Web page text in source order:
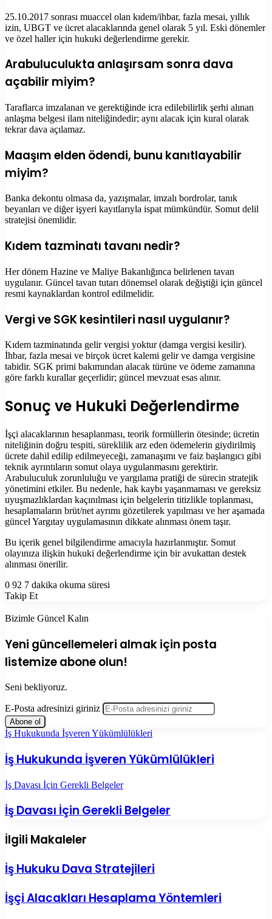
25.10.2017 sonrası muaccel olan kıdem/ihbar, fazla mesai, yıllık
izin, UBGT ve ücret alacaklarında genel olarak 5 yıl. Eski dönemler
ve özel haller için hukuki değerlendirme gerekir.
Arabuluculukta anlaşırsam sonra dava
açabilir miyim?
Taraflarca imzalanan ve gerektiğinde icra edilebilirlik şerhi alınan
anlaşma belgesi ilam niteliğindedir; aynı alacak için kural olarak
tekrar dava açılamaz.
Maaşım elden ödendi, bunu kanıtlayabilir
miyim?
Banka dekontu olmasa da, yazışmalar, imzalı bordrolar, tanık
beyanları ve diğer işyeri kayıtlarıyla ispat mümkündür. Somut delil
stratejisi önemlidir.
Kıdem tazminatı tavanı nedir?
Her dönem Hazine ve Maliye Bakanlığınca belirlenen tavan
uygulanır. Güncel tavan tutarı dönemsel olarak değiştiği için güncel
resmi kaynaklardan kontrol edilmelidir.
Vergi ve SGK kesintileri nasıl uygulanır?
Kıdem tazminatında gelir vergisi yoktur (damga vergisi kesilir).
İhbar, fazla mesai ve birçok ücret kalemi gelir ve damga vergisine
tabidir. SGK primi bakımından alacak türüne ve ödeme zamanına
göre farklı kurallar geçerlidir; güncel mevzuat esas alınır.
Sonuç ve Hukuki Değerlendirme
İşçi alacaklarının hesaplanması, teorik formüllerin ötesinde; ücretin
niteliğinin doğru tespiti, süreklilik arz eden ödemelerin giydirilmiş
ücrete dahil edilip edilmeyeceği, zamanaşımı ve faiz başlangıcı gibi
teknik ayrıntıların somut olaya uygulanmasını gerektirir.
Arabuluculuk zorunluluğu ve yargılama pratiği de sürecin stratejik
yönetimini etkiler. Bu nedenle, hak kaybı yaşanmaması ve gereksiz
uyuşmazlıklardan kaçınılması için belgelerin titizlikle toplanması,
hesaplamaların brüt/net ayrımı gözetilerek yapılması ve her aşamada
güncel Yargıtay uygulamasının dikkate alınması önem taşır.
Bu içerik genel bilgilendirme amacıyla hazırlanmıştır. Somut
olayınıza ilişkin hukuki değerlendirme için bir avukattan destek
alınması önerilir.
0 92 7 dakika okuma süresi
Takip Et
Bizimle Güncel Kalın
Yeni güncellemeleri almak için posta
listemize abone olun!
Seni bekliyoruz.
E-Posta adresinizi giriniz
İş Hukukunda İşveren Yükümlülükleri
İş Hukukunda İşveren Yükümlülükleri
İş Davası İçin Gerekli Belgeler
İş Davası İçin Gerekli Belgeler
İlgili Makaleler
İş Hukuku Dava Stratejileri
İşçi Alacakları Hesaplama Yöntemleri